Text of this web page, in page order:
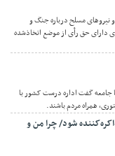
نیروهای مسلح درباره جنگ و
عالی امنیت ملی، ۱۲ نفر از اعضای دارای حق رأی از موضع اتخاذشده
جامعه گفت اداره درست کشور با
همراه مردم باشند.
شود/ چرا من و